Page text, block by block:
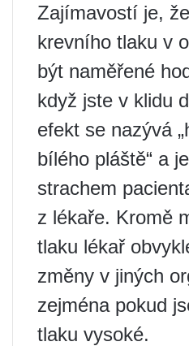
Zajímavostí je,
krevního tlaku v
být naměřené
když jste v klidu
efekt se nazývá
bílého pláště“ a
strachem
z lékaře. Kromě
tlaku lékař
změny v jiných
zejména pokud
tlaku vysoké.